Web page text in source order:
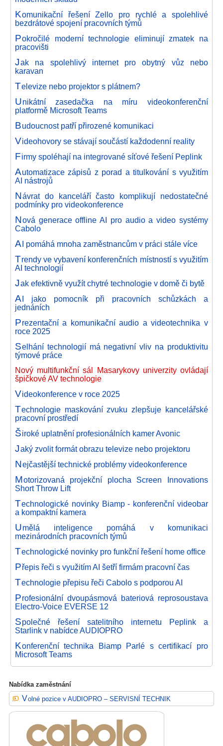
Komunikační řešení Zello pro rychlé a spolehlivé
bezdrátové spojení pracovních týmů
Pokročilé moderní technologie eliminují zmatek na
pracovišti
Jak na spolehlivý internet pro obytný vůz nebo
karavan
Televize nebo projektor s plátnem?
Unikátní zasedačka na míru videokonferenční
platformě Microsoft Teams
Budoucnost patří přirozené komunikaci
Videohovory se stávají součástí každodenní reality
Firmy spoléhají na integrované síťové řešení Peplink
Automatizace zápisů z porad a titulkování s využitím
AI nástrojů
Návrat do kanceláří často komplikují nedostatečné
podmínky pro videokonference
Nová generace offline AI pro audio a video systémy
Cabolo
AI pomáhá mnoha zaměstnancům v práci stále více
Trendy ve vybavení konferenčních místností s využitím
AI technologií
Jak efektivně využít chytré technologie v domě či bytě
AI jako pomocník při pracovních schůzkách a
jednáních
Prezentační a komunikační audio a videotechnika v
roce 2025
Selhání technologií má negativní vliv na produktivitu
týmové práce
Nový multifunkční sál Masarykovy univerzity ovládají
špičkové AV technologie
Videokonference v roce 2025
Technologie maskování zvuku zlepšuje kancelářské
pracovní prostředí
Široké uplatnění profesionálních kamer Avonic
Jaký zvolit formát obrazu televize nebo projektoru
Nejčastější technické problémy videokonference
Motorizovaná projekční plocha Screen Innovations
Short Throw Lift
Technologické novinky Biamp - konferenční videobar
a kompaktní kamera
Umělá inteligence pomáhá v komunikaci
mezinárodních pracovních týmů
Technologické novinky pro funkční řešení home office
Přepis řeči s využitím AI šetří firmám pracovní čas
Technologie přepisu řeči Cabolo s podporou AI
Profesionální dvoupásmová bateriová reprosoustava
Electro-Voice EVERSE 12
Společné řešení satelitního internetu Peplink a
Starlink v nabídce AUDIOPRO
Konferenční technika Biamp Parlé s certifikací pro
Microsoft Teams
Nabídka zaměstnání
Volné pozice v AUDIOPRO – SERVISNÍ TECHNIK